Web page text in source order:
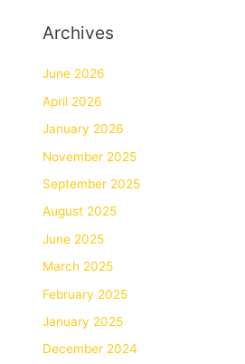
Archives
June 2026
April 2026
January 2026
November 2025
September 2025
August 2025
June 2025
March 2025
February 2025
January 2025
December 2024